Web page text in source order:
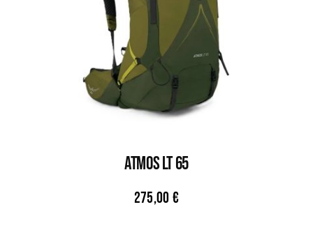
ATMOS LT 65
275,00 €